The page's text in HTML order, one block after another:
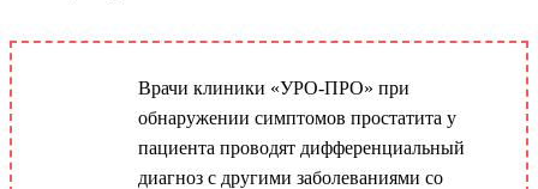
Врачи клиники «УРО-ПРО» при
обнаружении симптомов простатита у
пациента проводят дифференциальный
диагноз с другими заболеваниями со